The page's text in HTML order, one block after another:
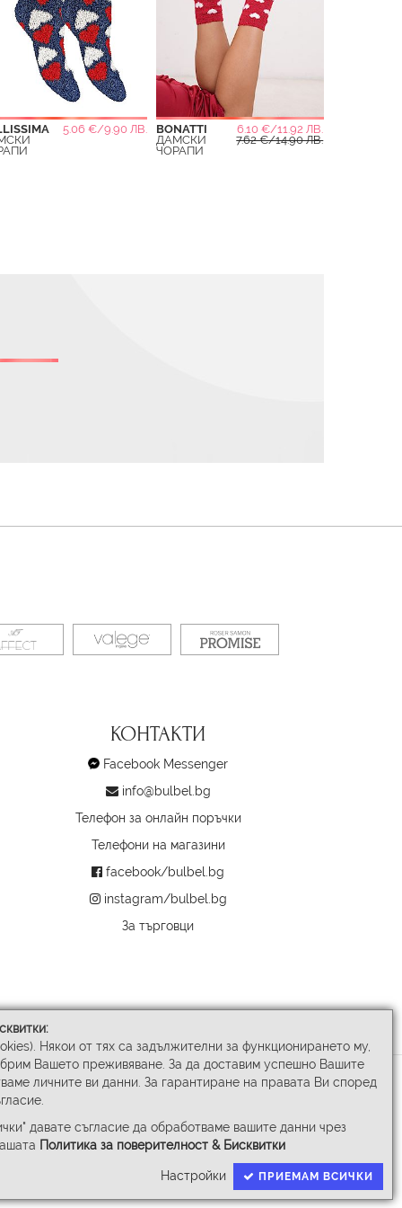
Някои от тях са задължителни за функционирането му,
Вашето преживяване. За да доставим успешно Вашите
личните ви данни. За гарантиране на правата Ви според
давате съгласие да обработваме вашите данни чрез
Политика за поверителност & Бисквитки
Настройки ПРИЕМАМ ВСИЧКИ
5.06 €/9.90 ЛВ.
BONATTI
6.10 €/11.92 ЛВ.
ДАМСКИ
ЧОРАПИ
7.62 €/14.90 ЛВ.
КОНТАКТИ
Facebook Messenger
info@bulbel.bg
Телефон за онлайн поръчки
Телефони на магазини
facebook/bulbel.bg
instagram/bulbel.bg
За търговци